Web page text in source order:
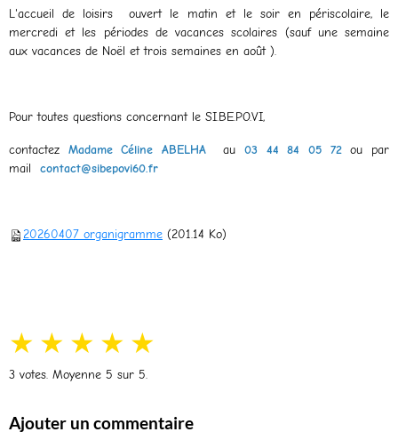
L'accueil de loisirs ouvert le matin et le soir en périscolaire, le
mercredi et les périodes de vacances scolaires (sauf une semaine
aux vacances de Noël et trois semaines en août ).
Pour toutes questions concernant le SI.BE.PO.VI,
contactez Madame Céline ABELHA au 03 44 84 05 72ou par
mail
contact@sibepovi60.fr
20260407 organigramme (201.14 Ko)
★ ★ ★ ★ ★
3 votes. Moyenne 5 sur 5.
Ajouter un commentaire